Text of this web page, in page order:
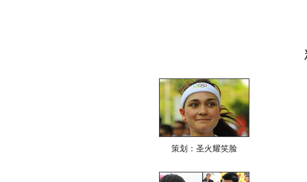
策划：圣火耀笑脸